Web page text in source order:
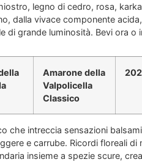
legno di cedro, rosa,
dalla vivace componente
di grande luminosità. Bevi ora o
Amarone della
Valpolicella
Classico
che intreccia sensazioni
e carrube. Ricordi floreali di
insieme a spezie scure,